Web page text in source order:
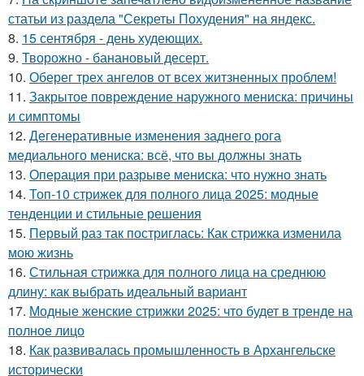
статьи из раздела "Секреты Похудения" на яндекс.
8. 15 сентября - день худеющих.
9. Творожно - банановый десерт.
10. Оберег трех ангелов от всех житзненных проблем!
11. Закрытое повреждение наружного мениска: причины
и симптомы
12. Дегенеративные изменения заднего рога
медиального мениска: всё, что вы должны знать
13. Операция при разрыве мениска: что нужно знать
14. Топ-10 стрижек для полного лица 2025: модные
тенденции и стильные решения
15. Первый раз так постриглась: Как стрижка изменила
мою жизнь
16. Стильная стрижка для полного лица на среднюю
длину: как выбрать идеальный вариант
17. Модные женские стрижки 2025: что будет в тренде на
полное лицо
18. Как развивалась промышленность в Архангельске
исторически